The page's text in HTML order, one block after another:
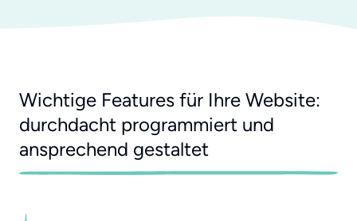
Wichtige Features für Ihre Website:
durchdacht programmiert und
ansprechend gestaltet